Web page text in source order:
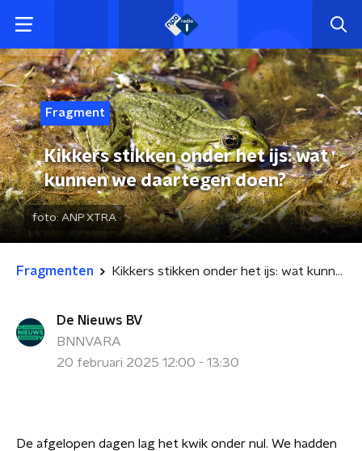
Fragment
Kikkers stikken onder het ijs: wat
kunnen we daartegen doen?
foto: ANP XTRA
Fragmenten Kikkers stikken onder het ijs: wat kunnen we daartegen doen?
De Nieuws BV
BNNVARA
20 februari 2025 12:00 - 13:30
De afgelopen dagen lag het kwik onder nul. We hadden